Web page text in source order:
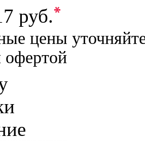
руб.*
цены
офертой